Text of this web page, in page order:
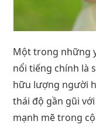
Một trong những
nổi tiếng chính là
hữu lượng người
thái độ gần gũi
mạnh mẽ trong